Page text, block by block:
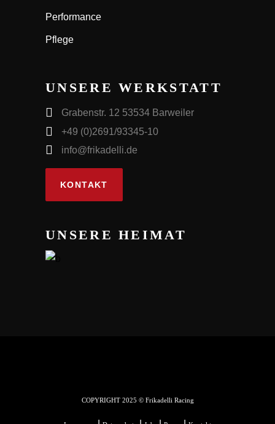
Performance
Pflege
UNSERE WERKSTATT
Grabenstr. 12 53534 Barweiler
+49 (0)2691/93345-10
info@frikadelli.de
KONTAKT
UNSERE HEIMAT
COPYRIGHT 2025 © Frikadelli Racing